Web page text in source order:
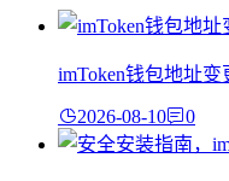
imToken钱包地址
2026-08-10 0